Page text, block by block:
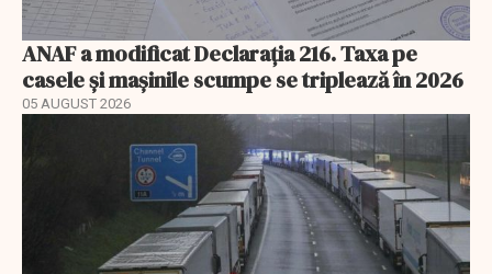
ANAF a modificat Declarația 216. Taxa pe
casele și mașinile scumpe se triplează în 2026
05 AUGUST 2026